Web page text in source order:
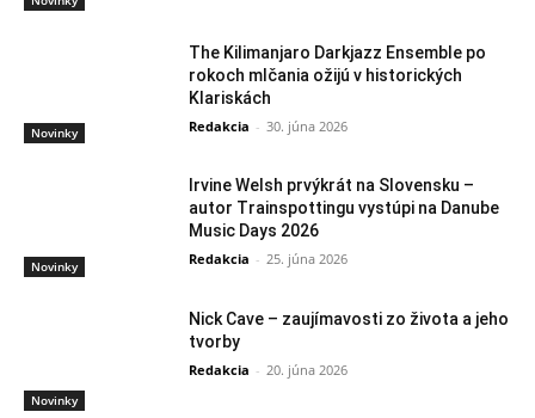
Novinky
The Kilimanjaro Darkjazz Ensemble po
rokoch mlčania ožijú v historických
Klariskách
Redakcia - 30. júna 2026
Novinky
Irvine Welsh prvýkrát na Slovensku –
autor Trainspottingu vystúpi na Danube
Music Days 2026
Redakcia - 25. júna 2026
Novinky
Nick Cave – zaujímavosti zo života a jeho
tvorby
Redakcia - 20. júna 2026